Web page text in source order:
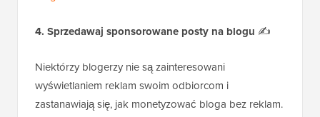
4. Sprzedawaj sponsorowane posty na blogu ✍️
Niektórzy blogerzy nie są zainteresowani
wyświetlaniem reklam swoim odbiorcom i
zastanawiają się, jak monetyzować bloga bez reklam.